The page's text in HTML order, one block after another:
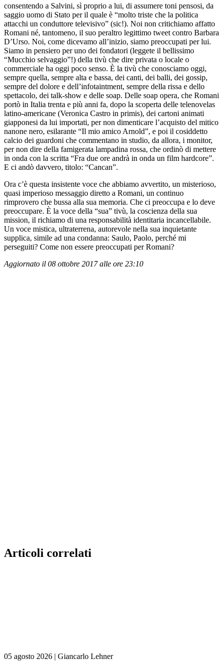
consentendo a Salvini, sì proprio a lui, di assumere toni pensosi, da
saggio uomo di Stato per il quale è “molto triste che la politica
attacchi un conduttore televisivo” (sic!). Noi non critichiamo affatto
Romani né, tantomeno, il suo peraltro legittimo tweet contro Barbara
D’Urso. Noi, come dicevamo all’inizio, siamo preoccupati per lui.
Siamo in pensiero per uno dei fondatori (leggete il bellissimo
“Mucchio selvaggio”!) della tivù che dire privata o locale o
commerciale ha oggi poco senso. È la tivù che conosciamo oggi,
sempre quella, sempre alta e bassa, dei canti, dei balli, dei gossip,
sempre del dolore e dell’infotaintment, sempre della rissa e dello
spettacolo, dei talk-show e delle soap. Delle soap opera, che Romani
portò in Italia trenta e più anni fa, dopo la scoperta delle telenovelas
latino-americane (Veronica Castro in primis), dei cartoni animati
giapponesi da lui importati, per non dimenticare l’acquisto del mitico
nanone nero, esilarante “Il mio amico Arnold”, e poi il cosiddetto
calcio dei guardoni che commentano in studio, da allora, i monitor,
per non dire della famigerata lampadina rossa, che ordinò di mettere
in onda con la scritta “Fra due ore andrà in onda un film hardcore”.
E ci andò davvero, titolo: “Cancan”.
Ora c’è questa insistente voce che abbiamo avvertito, un misterioso,
quasi imperioso messaggio diretto a Romani, un continuo
rimprovero che bussa alla sua memoria. Che ci preoccupa e lo deve
preoccupare. È la voce della “sua” tivù, la coscienza della sua
mission, il richiamo di una responsabilità identitaria incancellabile.
Un voce mistica, ultraterrena, autorevole nella sua inquietante
supplica, simile ad una condanna: Saulo, Paolo, perché mi
perseguiti? Come non essere preoccupati per Romani?
Aggiornato il 08 ottobre 2017 alle ore 23:10
Articoli correlati
05 agosto 2026 | Giancarlo Lehner